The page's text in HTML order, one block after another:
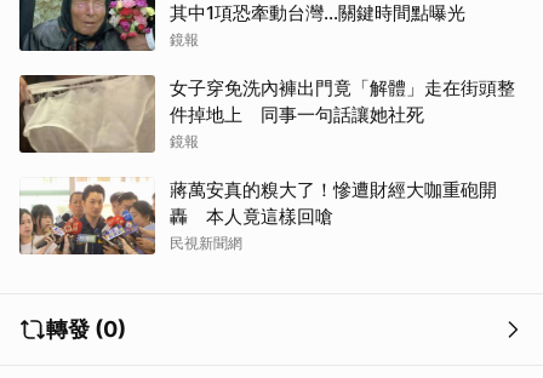
其中1項恐牽動台灣...關鍵時間點曝光
鏡報
女子穿免洗內褲出門竟「解體」走在街頭整
件掉地上 同事一句話讓她社死
鏡報
蔣萬安真的糗大了！慘遭財經大咖重砲開
轟 本人竟這樣回嗆
民視新聞網
轉發 (0)